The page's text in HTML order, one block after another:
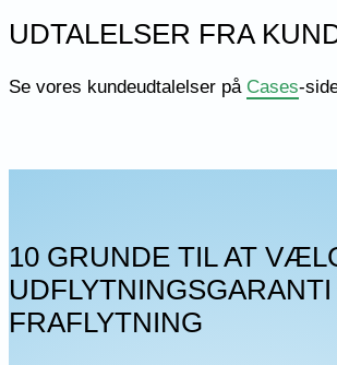
UDTALELSER FRA
Se vores kundeudtalelser på Cases-
10 GRUNDE TIL AT
FRAFLYTNING